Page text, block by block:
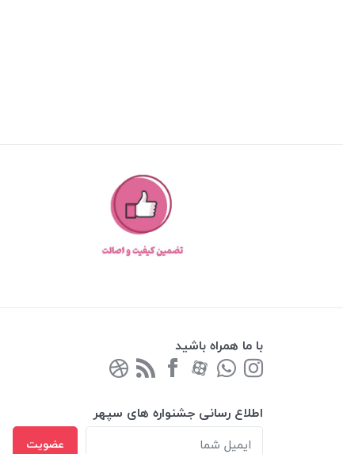
با ما همراه باشید
اطلاع رسانی جشنواره های سپهر
عضویت